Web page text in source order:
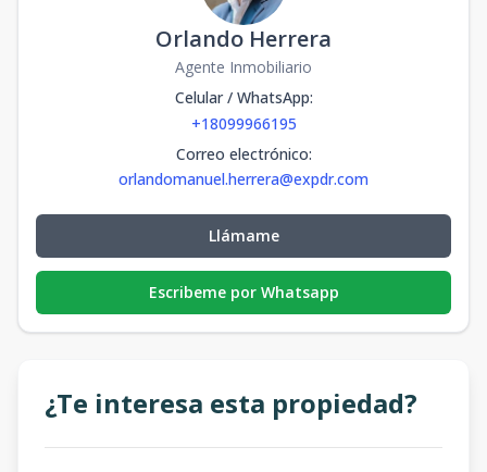
Orlando Herrera
Agente Inmobiliario
Celular / WhatsApp:
+18099966195
Correo electrónico:
orlandomanuel.herrera@expdr.com
Llámame
Escribeme por Whatsapp
¿Te interesa esta propiedad?